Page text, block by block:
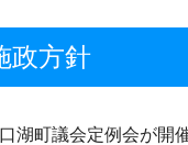
政方針
湖町議会定例会が